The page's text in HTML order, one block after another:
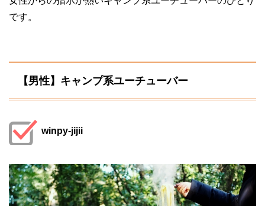
です。
【男性】キャンプ系ユーチューバー
winpy-jijii